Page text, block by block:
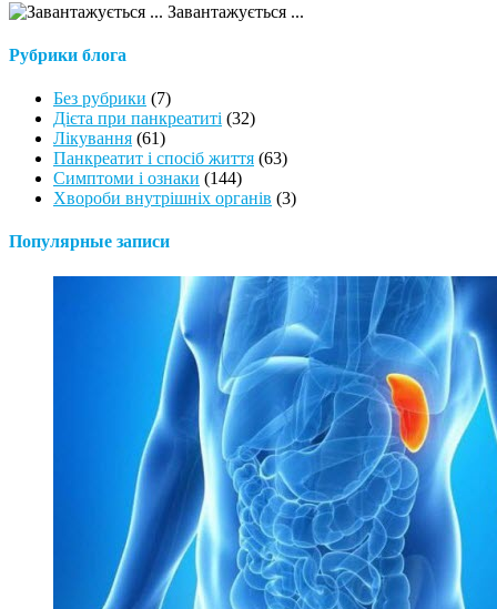
Завантажується ...
Рубрики блога
Без рубрики (7)
Дієта при панкреатиті (32)
Лікування (61)
Панкреатит і спосіб життя (63)
Симптоми і ознаки (144)
Хвороби внутрішніх органів (3)
Популярные записи